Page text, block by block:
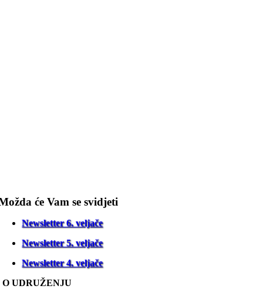
će Vam se svidjeti
Newsletter 6. veljače
Newsletter 5. veljače
Newsletter 4. veljače
O UDRUŽENJU